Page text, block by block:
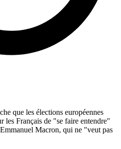
que les élections européennes
les Français de "se faire entendre"
Macron, qui ne "veut pas